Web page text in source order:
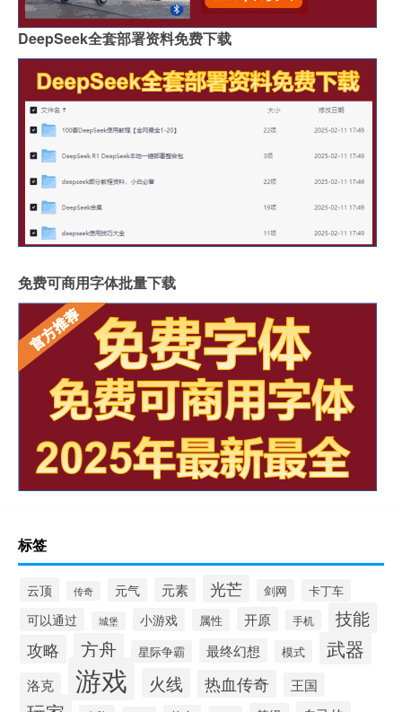
DeepSeek全套部署资料免费下载
免费可商用字体批量下载
标签
云顶 传奇 元气 元素 光芒 剑网 卡丁车
可以通过 城堡 小游戏 属性 开原 手机 技能
攻略 方舟 星际争霸 最终幻想 模式 武器
洛克 游戏 火线 热血传奇 王国